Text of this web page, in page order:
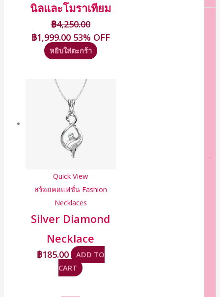
-
นิลและโมราเทียม
฿4,250.00
฿1,999.00 53% OFF
หยิบใส่ตะกร้า
Quick View
สร้อยคอแฟชั่น Fashion
Necklaces
Silver Diamond
Necklace
฿185.00
ADD TO
CART